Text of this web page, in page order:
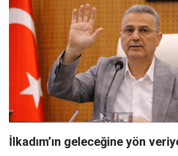
İlkadım’ın geleceğine yön